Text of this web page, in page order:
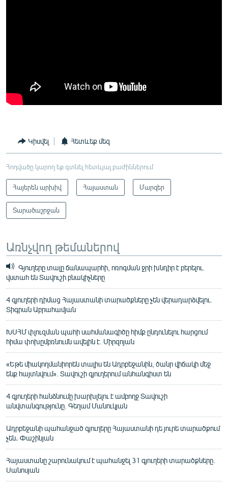
Կիսվել Հետևեք մեզ
Հոդվածը կարող եք գտնել հետևյալ բաժիններում
Հայերեն արխիվ Հայաստան Մարզեր
Տարածաշրջան
Առնչվող թեմաներով
Գյուղերը տալը ճանապարհի, ոռոգման ջրի խնդիր է բերելու.
վստահ են Տավուշի բնակիչները
4 գյուղերի դիմաց Հայաստանի տարածքները չեն վերադարձվելու.
Տիգրան Աբրահամյան
ԽՍՀՄ փլուզման պահի սահմանագիծը հիմք ընդունելու հարցում
հիմա փոխըմբռնումն ավելին է. Միրզոյան
«Եթե միակողմանիորեն տալիս են Ադրբեջանին, ծանր վիճակի մեջ
ենք հայտնվում». Տավուշի գյուղերում անհանգիստ են
4 գյուղերի հանձնումը խարխլելու է ամբողջ Տավուշի
անվտանգությունը. Գեղամ Մանուկյան
Ադրբեջանի պահանջած գյուղերը Հայաստանի դե յուրե տարածքում
չեն․ Փաշինյան
Հայաստանը շարունակում է պահանջել 31 գյուղերի տարածքները.
Սանոսյան